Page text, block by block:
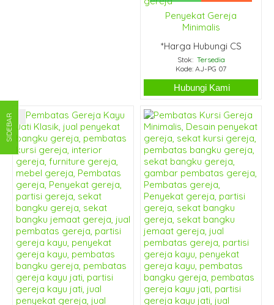
Penyekat Gereja
Minimalis
*Harga Hubungi CS
Stok: Tersedia
Kode: AJ-PG 07
Hubungi Kami
SIDEBAR